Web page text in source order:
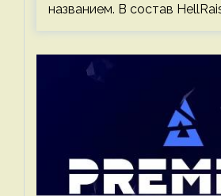
названием. В состав